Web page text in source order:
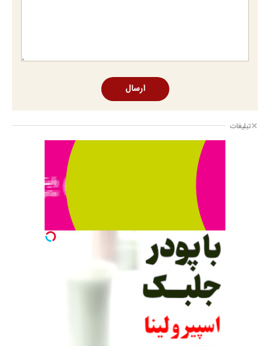
ارسال
تبلیغات